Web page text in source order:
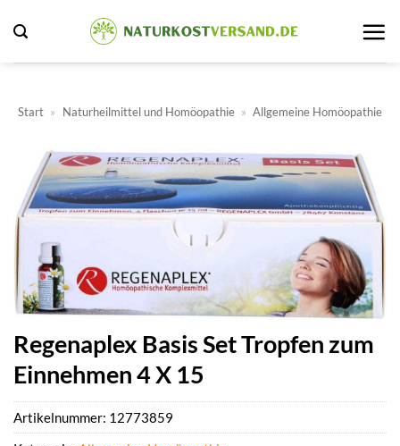
Inhalt
springen
Start » Naturheilmittel und Homöopathie » Allgemeine Homöopathie
Regenaplex Basis Set Tropfen zum
Einnehmen 4 X 15
Artikelnummer: 12773859